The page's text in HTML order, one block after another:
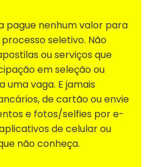
pague nenhum valor para
seletivo. Não
ou serviços que
em seleção ou
vaga. E jamais
de cartão ou envie
e fotos/selfies por e-
de celular ou
não conheça.